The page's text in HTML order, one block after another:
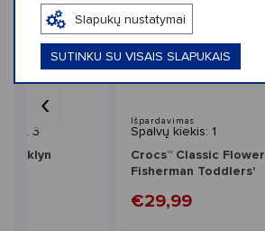
Slapukų nustatymai
SUTINKU SU VISAIS SLAPUKAIS
3
Išpardavimas
Spalvų kiekis: 1
Crocs™ Classic Flower
Fisherman Toddlers'
€29,99
‹